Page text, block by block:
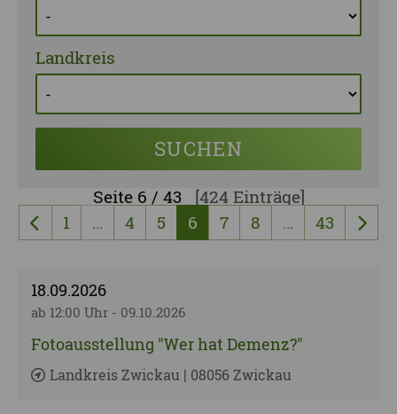
Landkreis
SUCHEN
Seite 6 / 43
[424 Einträge]
vorherige Seite
1 … 4 5 6 7 8 … 43
18.09.2026
ab 12:00 Uhr - 09.10.2026
Fotoausstellung "Wer hat Demenz?"
Landkreis Zwickau | 08056 Zwickau